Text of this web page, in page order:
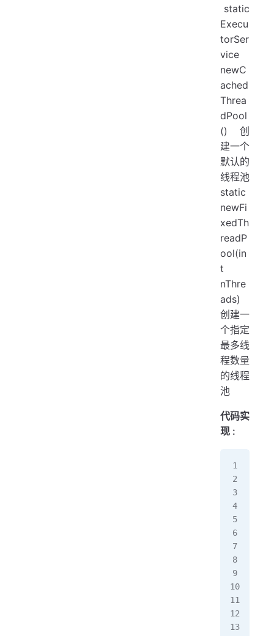
​ static
Execu
torSer
vice
newC
ached
Threa
dPool
() 创
建一个
默认的
线程池
static
newFi
xedTh
readP
ool(in
t
nThre
ads)
创建一
个指定
最多线
程数量
的线程
池
代码实
现 :